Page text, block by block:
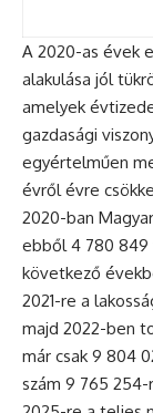
A 2020-as évek
alakulása jól
amelyek
gazdasági
egyértelműen
évről évre
2020-ban
ebből 4 780 849
következő
2021-re a
majd 2022-ben
már csak 9 804
szám 9 765